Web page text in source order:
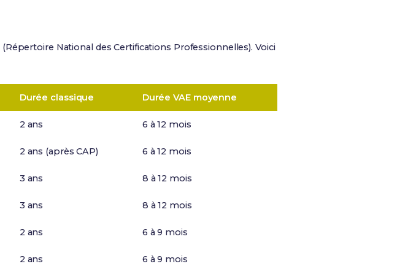
(Répertoire National des Certifications Professionnelles). Voici
Durée classique Durée VAE moyenne
2 ans 6 à 12 mois
2 ans (après CAP) 6 à 12 mois
3 ans 8 à 12 mois
3 ans 8 à 12 mois
2 ans 6 à 9 mois
2 ans 6 à 9 mois